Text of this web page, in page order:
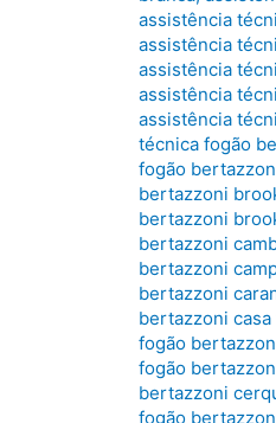
assistência
assistência
assistência
assistência
assistência
técnica fogão
fogão
bertazzoni
bertazzoni
bertazzoni
bertazzoni
bertazzoni
bertazzoni
fogão
fogão
bertazzoni
fogão